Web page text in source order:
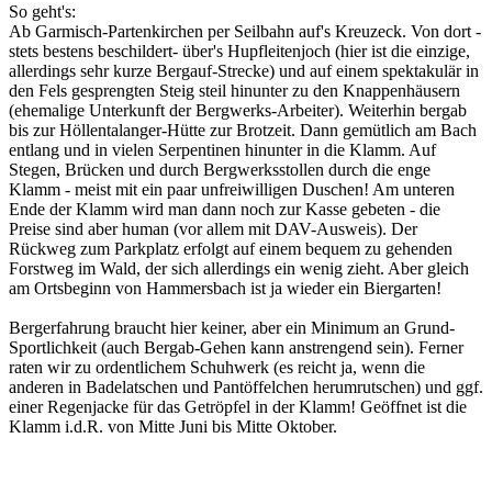
So geht's:
Ab Garmisch-Partenkirchen per Seilbahn auf's Kreuzeck. Von dort -
stets bestens beschildert- über's Hupfleitenjoch (hier ist die einzige,
allerdings sehr kurze Bergauf-Strecke) und auf einem spektakulär in
den Fels gesprengten Steig steil hinunter zu den Knappenhäusern
(ehemalige Unterkunft der Bergwerks-Arbeiter). Weiterhin bergab
bis zur Höllentalanger-Hütte zur Brotzeit. Dann gemütlich am Bach
entlang und in vielen Serpentinen hinunter in die Klamm. Auf
Stegen, Brücken und durch Bergwerksstollen durch die enge
Klamm - meist mit ein paar unfreiwilligen Duschen! Am unteren
Ende der Klamm wird man dann noch zur Kasse gebeten - die
Preise sind aber human (vor allem mit DAV-Ausweis). Der
Rückweg zum Parkplatz erfolgt auf einem bequem zu gehenden
Forstweg im Wald, der sich allerdings ein wenig zieht. Aber gleich
am Ortsbeginn von Hammersbach ist ja wieder ein Biergarten!
Bergerfahrung braucht hier keiner, aber ein Minimum an Grund-
Sportlichkeit (auch Bergab-Gehen kann anstrengend sein). Ferner
raten wir zu ordentlichem Schuhwerk (es reicht ja, wenn die
anderen in Badelatschen und Pantöffelchen herumrutschen) und ggf.
einer Regenjacke für das Getröpfel in der Klamm! Geöffnet ist die
Klamm i.d.R. von Mitte Juni bis Mitte Oktober.